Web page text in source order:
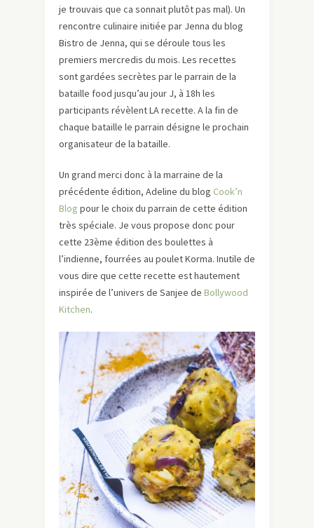
je trouvais que ca sonnait plutôt pas mal). Un
rencontre culinaire initiée par Jenna du blog
Bistro de Jenna, qui se déroule tous les
premiers mercredis du mois. Les recettes
sont gardées secrètes par le parrain de la
bataille food jusqu’au jour J, à 18h les
participants révèlent LA recette. A la fin de
chaque bataille le parrain désigne le prochain
organisateur de la bataille.
Un grand merci donc à la marraine de la
précédente édition, Adeline du blog Cook’n
Blog pour le choix du parrain de cette édition
très spéciale. Je vous propose donc pour
cette 23ème édition des boulettes à
l’indienne, fourrées au poulet Korma. Inutile de
vous dire que cette recette est hautement
inspirée de l’univers de Sanjee de Bollywood
Kitchen.